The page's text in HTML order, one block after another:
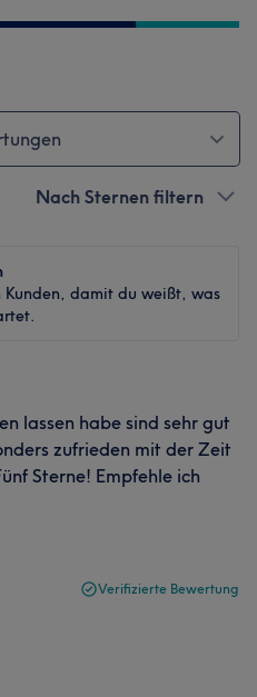
Nach Sternen filtern
Kunden, damit du weißt, was
lassen habe sind sehr gut
zufrieden mit der Zeit
Sterne! Empfehle ich
Verifizierte Bewertung